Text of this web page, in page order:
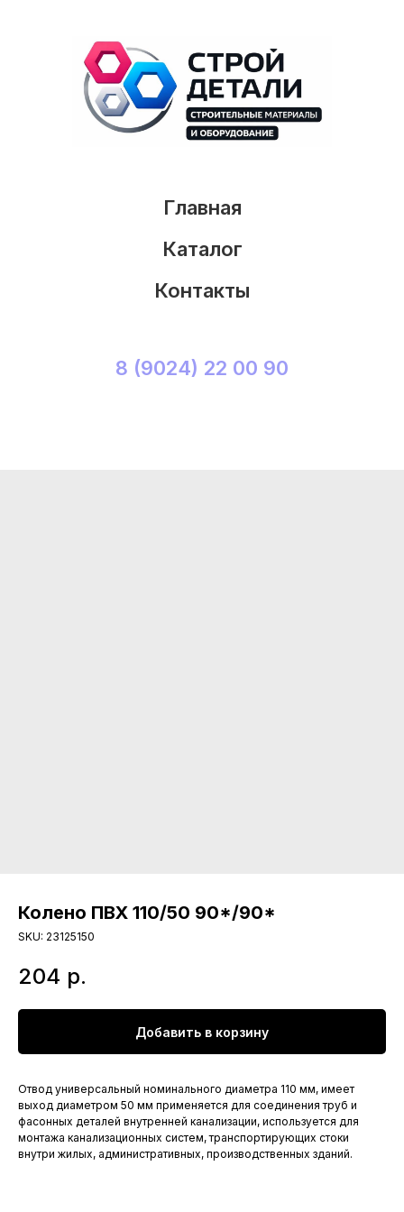
Главная
Каталог
Контакты
8 (9024) 22 00 90
Колено ПВХ 110/50 90*/90*
SKU: 23125150
204 р.
Добавить в корзину
Отвод универсальный номинального диаметра 110 мм, имеет
выход диаметром 50 мм применяется для соединения труб и
фасонных деталей внутренней канализации, используется для
монтажа канализационных систем, транспортирующих стоки
внутри жилых, административных, производственных зданий.